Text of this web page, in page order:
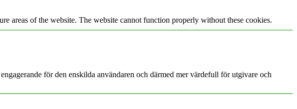
areas of the website. The website cannot function properly without these cookies.
för den enskilda användaren och därmed mer värdefull för utgivare och